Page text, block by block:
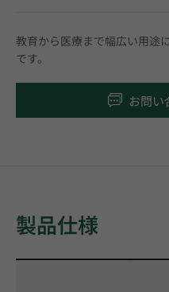
教育から医療まで幅広い用途
です。
お問い
製品仕様